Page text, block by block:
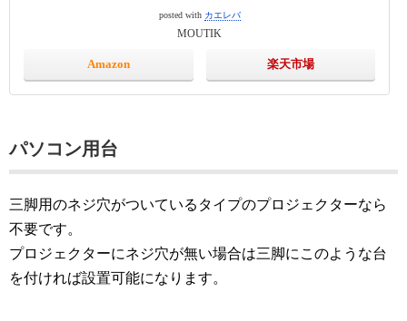
posted with カエレバ
MOUTIK
Amazon 楽天市場
パソコン用台
三脚用のネジ穴がついているタイプのプロジェクターなら
不要です。
プロジェクターにネジ穴が無い場合は三脚にこのような台
を付ければ設置可能になります。